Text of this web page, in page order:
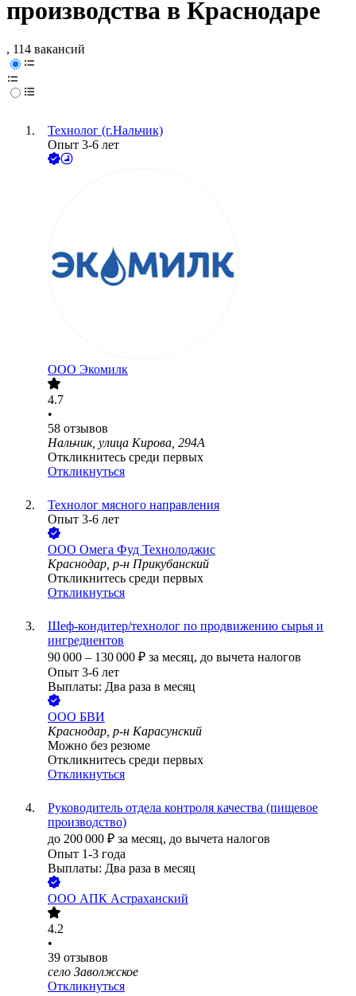
производства в Краснодаре
, 114 вакансий
Технолог (г.Нальчик)
Опыт 3-6 лет
ООО Экомилк
4.7
•
58 отзывов
Нальчик, улица Кирова, 294А
Откликнитесь среди первых
Откликнуться
Технолог мясного направления
Опыт 3-6 лет
ООО Омега Фуд Технолоджис
Краснодар, р-н Прикубанский
Откликнитесь среди первых
Откликнуться
Шеф-кондитер/технолог по продвижению сырья и
ингредиентов
90 000 – 130 000 ₽ за месяц, до вычета налогов
Опыт 3-6 лет
Выплаты: Два раза в месяц
ООО БВИ
Краснодар, р-н Карасунский
Можно без резюме
Откликнитесь среди первых
Откликнуться
Руководитель отдела контроля качества (пищевое
производство)
до 200 000 ₽ за месяц, до вычета налогов
Опыт 1-3 года
Выплаты: Два раза в месяц
ООО АПК Астраханский
4.2
•
39 отзывов
село Заволжское
Откликнуться